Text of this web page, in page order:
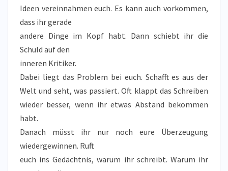
Ideen vereinnahmen euch. Es kann auch vorkommen,
dass ihr gerade
andere Dinge im Kopf habt. Dann schiebt ihr die
Schuld auf den
inneren Kritiker.
Dabei liegt das Problem bei euch. Schafft es aus der
Welt und seht, was passiert. Oft klappt das Schreiben
wieder besser, wenn ihr etwas Abstand bekommen
habt.
Danach müsst ihr nur noch eure Überzeugung
wiedergewinnen. Ruft
euch ins Gedächtnis, warum ihr schreibt. Warum ihr